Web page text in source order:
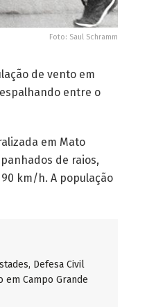
Foto: Saul Schramm
de vento em
entre o
em Mato
de raios,
km/h. A população
Defesa Civil
Campo Grande